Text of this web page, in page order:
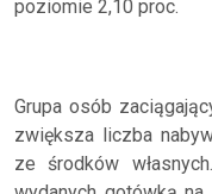
poziomie 2,10 proc.
Grupa osób
zwiększa liczba
ze środków